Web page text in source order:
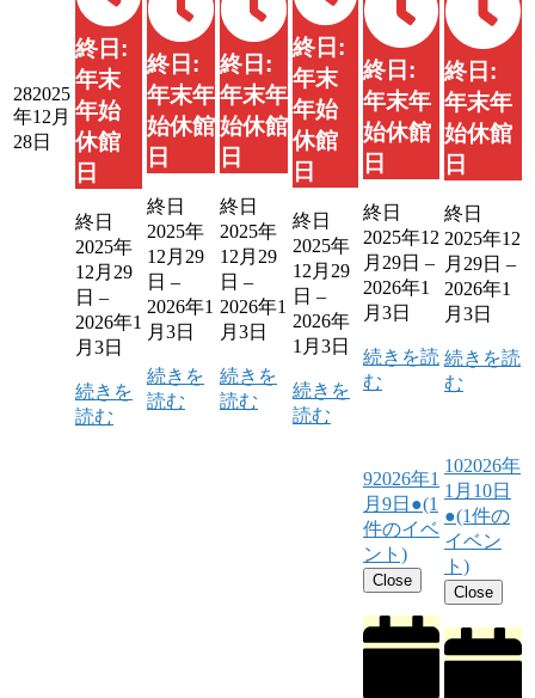
282025
年12月
28日
終日:
年末
年始
休館
日
終日
2025年
12月29
日 –
2026年1
月3日
続きを
読む
終日:
年末年
始休館
日
終日
2025年
12月29
日 –
2026年1
月3日
続きを
読む
終日:
年末年
始休館
日
終日
2025年
12月29
日 –
2026年1
月3日
続きを
読む
終日:
年末
年始
休館
日
終日
2025年
12月29
日 –
2026年
1月3日
続きを
読む
終日:
年末年
始休館
日
終日
2025年12
月29日 –
2026年1
月3日
続きを読
む
終日:
年末年
始休館
日
終日
2025年12
月29日 –
2026年1
月3日
続きを読
む
92026年1
月9日 ●(1
件のイベ
ント)
Close
102026年
1月10日
●(1件の
イベン
ト)
Close